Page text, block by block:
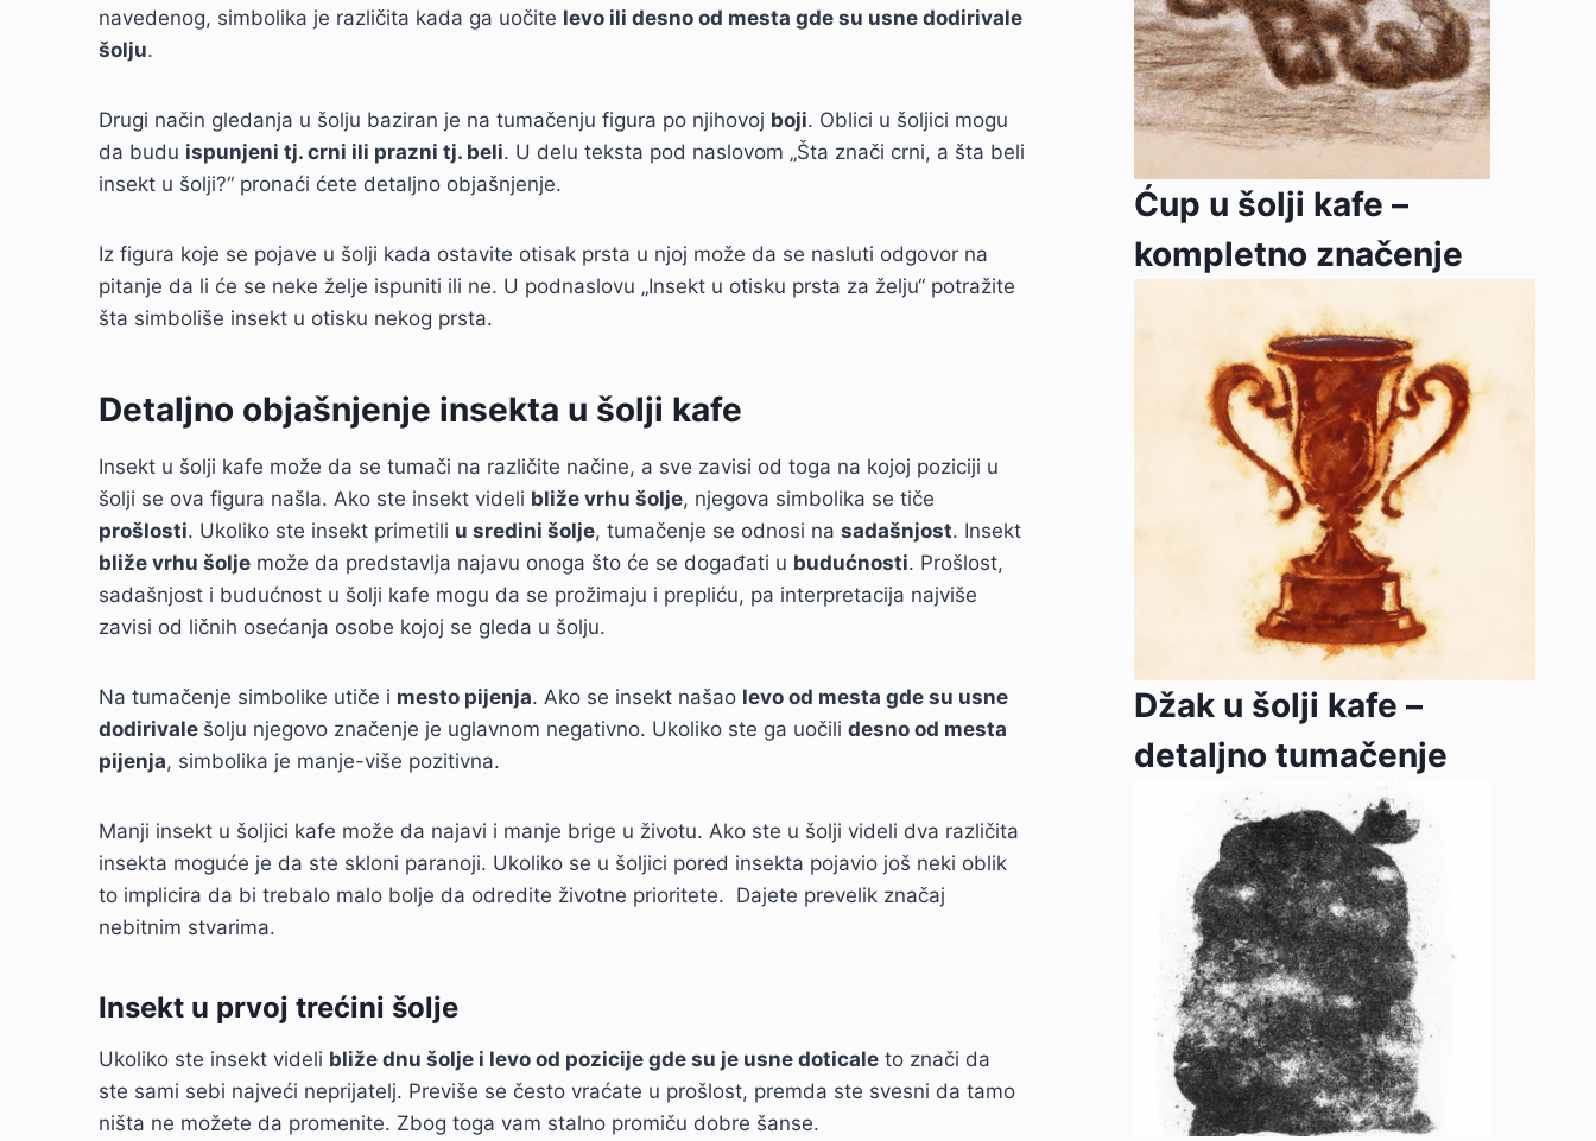
navedenog, simbolika je različita kada ga uočite levo ili desno od mesta gde su usne dodirivale
šolju.
Drugi način gledanja u šolju baziran je na tumačenju figura po njihovoj boji. Oblici u šoljici mogu
da budu ispunjeni tj. crni ili prazni tj. beli. U delu teksta pod naslovom „Šta znači crni, a šta beli
insekt u šolji?“ pronaći ćete detaljno objašnjenje.
Iz figura koje se pojave u šolji kada ostavite otisak prsta u njoj može da se nasluti odgovor na
pitanje da li će se neke želje ispuniti ili ne. U podnaslovu „Insekt u otisku prsta za želju“ potražite
šta simboliše insekt u otisku nekog prsta.
Detaljno objašnjenje insekta u šolji kafe
Insekt u šolji kafe može da se tumači na različite načine, a sve zavisi od toga na kojoj poziciji u
šolji se ova figura našla. Ako ste insekt videli bliže vrhu šolje, njegova simbolika se tiče
prošlosti. Ukoliko ste insekt primetili u sredini šolje, tumačenje se odnosi na sadašnjost. Insekt
bliže vrhu šolje može da predstavlja najavu onoga što će se događati u budućnosti. Prošlost,
sadašnjost i budućnost u šolji kafe mogu da se prožimaju i prepliću, pa interpretacija najviše
zavisi od ličnih osećanja osobe kojoj se gleda u šolju.
Na tumačenje simbolike utiče i mesto pijenja. Ako se insekt našao levo od mesta gde su usne
dodirivale šolju njegovo značenje je uglavnom negativno. Ukoliko ste ga uočili desno od mesta
pijenja, simbolika je manje-više pozitivna.
Manji insekt u šoljici kafe može da najavi i manje brige u životu. Ako ste u šolji videli dva različita
insekta moguće je da ste skloni paranoji. Ukoliko se u šoljici pored insekta pojavio još neki oblik
to implicira da bi trebalo malo bolje da odredite životne prioritete. Dajete prevelik značaj
nebitnim stvarima.
Insekt u prvoj trećini šolje
Ukoliko ste insekt videli bliže dnu šolje i levo od pozicije gde su je usne doticale to znači da
ste sami sebi najveći neprijatelj. Previše se često vraćate u prošlost, premda ste svesni da tamo
ništa ne možete da promenite. Zbog toga vam stalno promiču dobre šanse.
Ćup u šolji kafe –
kompletno značenje
Džak u šolji kafe –
detaljno tumačenje